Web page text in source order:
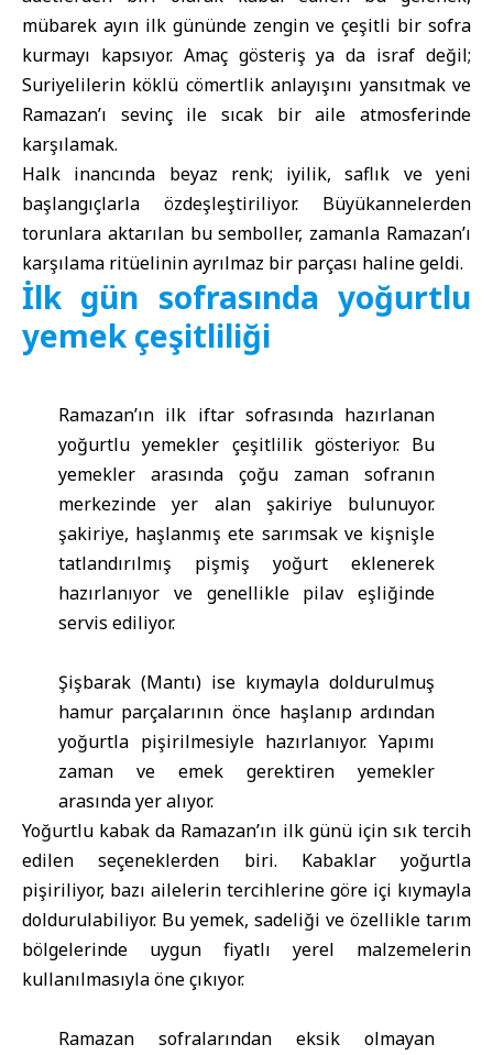
mübarek ayın ilk gününde zengin ve çeşitli bir sofra
kurmayı kapsıyor. Amaç gösteriş ya da israf değil;
Suriyelilerin köklü cömertlik anlayışını yansıtmak ve
Ramazan’ı sevinç ile sıcak bir aile atmosferinde
karşılamak.
Halk inancında beyaz renk; iyilik, saflık ve yeni
başlangıçlarla özdeşleştiriliyor. Büyükannelerden
torunlara aktarılan bu semboller, zamanla Ramazan’ı
karşılama ritüelinin ayrılmaz bir parçası haline geldi.
İlk gün sofrasında yoğurtlu
yemek çeşitliliği
Ramazan’ın ilk iftar sofrasında hazırlanan
yoğurtlu yemekler çeşitlilik gösteriyor. Bu
yemekler arasında çoğu zaman sofranın
merkezinde yer alan şakiriye bulunuyor.
şakiriye, haşlanmış ete sarımsak ve kişnişle
tatlandırılmış pişmiş yoğurt eklenerek
hazırlanıyor ve genellikle pilav eşliğinde
servis ediliyor.
Şişbarak (Mantı) ise kıymayla doldurulmuş
hamur parçalarının önce haşlanıp ardından
yoğurtla pişirilmesiyle hazırlanıyor. Yapımı
zaman ve emek gerektiren yemekler
arasında yer alıyor.
Yoğurtlu kabak da Ramazan’ın ilk günü için sık tercih
edilen seçeneklerden biri. Kabaklar yoğurtla
pişiriliyor, bazı ailelerin tercihlerine göre içi kıymayla
doldurulabiliyor. Bu yemek, sadeliği ve özellikle tarım
bölgelerinde uygun fiyatlı yerel malzemelerin
kullanılmasıyla öne çıkıyor.
Ramazan sofralarından eksik olmayan